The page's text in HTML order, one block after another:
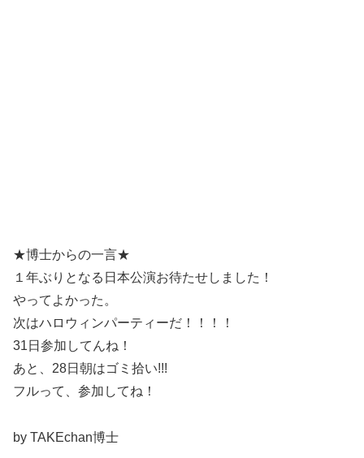
★博士からの一言★
１年ぶりとなる日本公演お待たせしました！
やってよかった。
次はハロウィンパーティーだ！！！！
31日参加してんね！
あと、28日朝はゴミ拾い!!!
フルって、参加してね！
by TAKEchan博士